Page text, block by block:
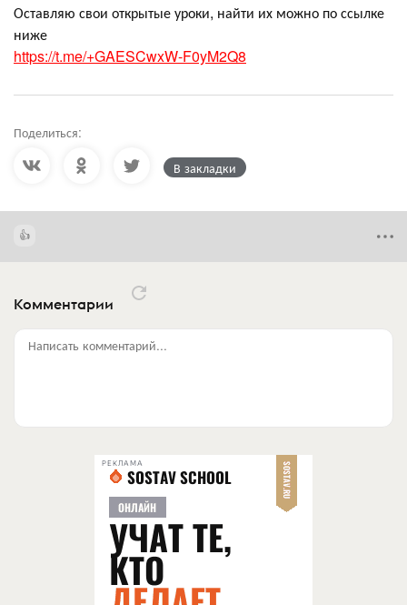
Оставляю свои открытые уроки, найти их можно по ссылке
ниже
https://t.me/+GAESCwxW-F0yM2Q8
Поделиться:
В закладки
Комментарии
Написать комментарий...
РЕКЛАМА